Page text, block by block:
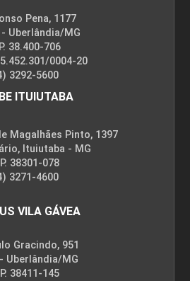
Pena, 1177
Uberlândia/MG
38.400-706
0004-20
3292-5600
ITUIUTABA
Magalhães Pinto, 1397
Ituiutaba - MG
38301-078
3271-4600
VILA GÁVEA
Gracindo, 951
Uberlândia/MG
38411-145